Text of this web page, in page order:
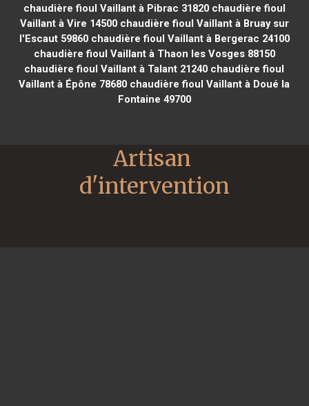
chaudière fioul Vaillant à Pibrac 31820chaudière fioul
Vaillant à Vire 14500chaudière fioul Vaillant à Bruay sur
l'Escaut 59860chaudière fioul Vaillant à Bergerac 24100
chaudière fioul Vaillant à Thaon les Vosges 88150
chaudière fioul Vaillant à Talant 21240 chaudière fioul
Vaillant à Épône 78680 chaudière fioul Vaillant à Doué la
Fontaine 49700
Artisan
d'intervention